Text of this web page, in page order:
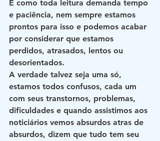
E como toda leitura demanda tempo
e paciência, nem sempre estamos
prontos para isso e podemos acabar
por considerar que estamos
perdidos, atrasados, lentos ou
desorientados.
A verdade talvez seja uma só,
estamos todos confusos, cada um
com seus transtornos, problemas,
dificuldades e quando assistimos aos
noticiários vemos absurdos atras de
absurdos, dizem que tudo tem seu